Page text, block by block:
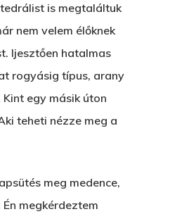
is megtaláltuk
nem velem élőknek
Ijesztően hatalmas
rogyásig típus, arany
egy másik úton
teheti nézze meg a
meg medence,
megkérdeztem